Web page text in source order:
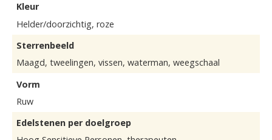
Kleur
Helder/doorzichtig, roze
Sterrenbeeld
Maagd, tweelingen, vissen, waterman, weegschaal
Vorm
Ruw
Edelstenen per doelgroep